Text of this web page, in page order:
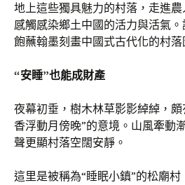
地上這些獨具魅力的村落，走進農
感觸感染鄉土中國的活力與活氣。
飽蘸翰墨刻畫中國式古代化的村落
“安睡”也能成財產
夜幕初垂，樹木林草影影綽綽，
香浮動月傍晚”的意境。山風牽動
聲更顯村落空闊安靜。
這里是被稱為“睡眠小鎮”的松廟